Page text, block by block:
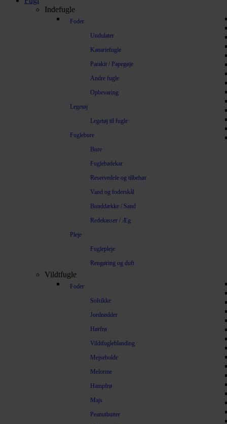
Indefugle
Foder
Undulater
Kanariefugle
Parakit / Papegøje
Andre fugle
Opbevaring
Legetøj
Legetøj til fugle
Fuglebure
Bure
Fuglebadekar
Reservedele og tilbehør
Vand og foderskål
Bunddække / Sand
Redekasser / Æg
Pleje
Fuglepleje
Rengøring og duft
Vildtfugle
Foder
Solsikke
Jordnødder
Hørfrø
Vildtfugleblanding
Mejsebolde
Melorme
Hampfrø
Majs
Peanutbutter